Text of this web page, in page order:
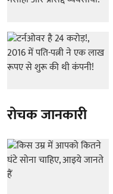
रोचक जानकारी